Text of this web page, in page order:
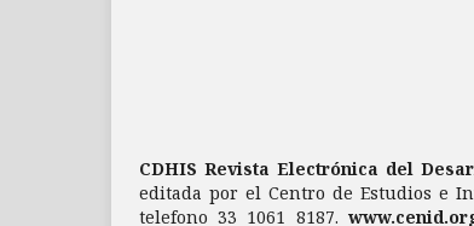
CDHIS Revista Electrónica del
editada por el Centro de Estudios e
telefono 33 1061 8187.